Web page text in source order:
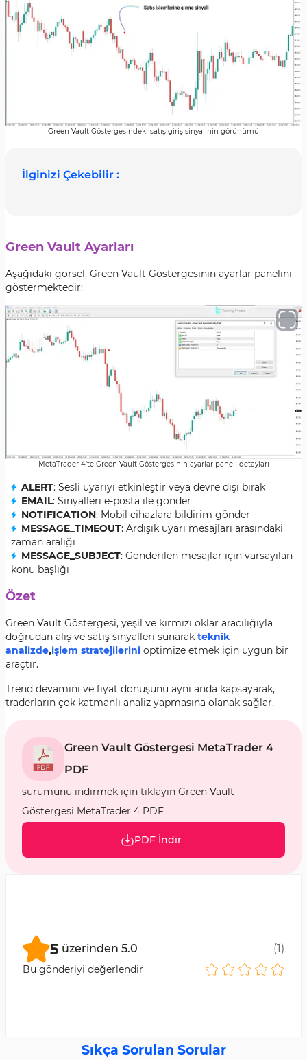
Green Vault Göstergesindeki satış giriş sinyalinin görünümü
İlginizi Çekebilir :
Green Vault Ayarları
Aşağıdaki görsel, Green Vault Göstergesinin ayarlar panelini
göstermektedir:
MetaTrader 4’te Green Vault Göstergesinin ayarlar paneli detayları
ALERT: Sesli uyarıyı etkinleştir veya devre dışı bırak
EMAIL: Sinyalleri e-posta ile gönder
NOTIFICATION: Mobil cihazlara bildirim gönder
MESSAGE_TIMEOUT: Ardışık uyarı mesajları arasındaki
zaman aralığı
MESSAGE_SUBJECT: Gönderilen mesajlar için varsayılan
konu başlığı
Özet
Green Vault Göstergesi, yeşil ve kırmızı oklar aracılığıyla
doğrudan alış ve satış sinyalleri sunarak teknik
analizde,işlem stratejilerini optimize etmek için uygun bir
araçtır.
Trend devamını ve fiyat dönüşünü aynı anda kapsayarak,
traderların çok katmanlı analiz yapmasına olanak sağlar.
Green Vault Göstergesi MetaTrader 4
PDF
sürümünü indirmek için tıklayın Green Vault
Göstergesi MetaTrader 4 PDF
PDF İndir
5 üzerinden 5.0 (1)
Bu gönderiyi değerlendir
Sıkça Sorulan Sorular